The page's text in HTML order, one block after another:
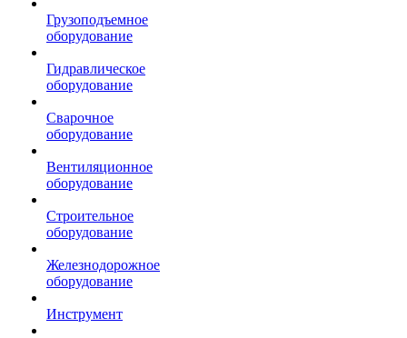
Грузоподъемное
оборудование
Гидравлическое
оборудование
Сварочное
оборудование
Вентиляционное
оборудование
Строительное
оборудование
Железнодорожное
оборудование
Инструмент